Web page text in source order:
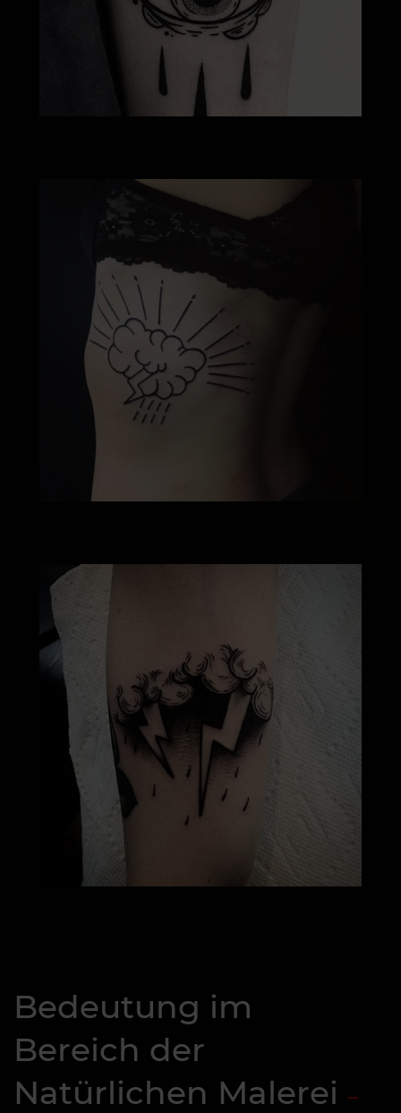
Bedeutung im
Bereich der
Natürlichen Malerei